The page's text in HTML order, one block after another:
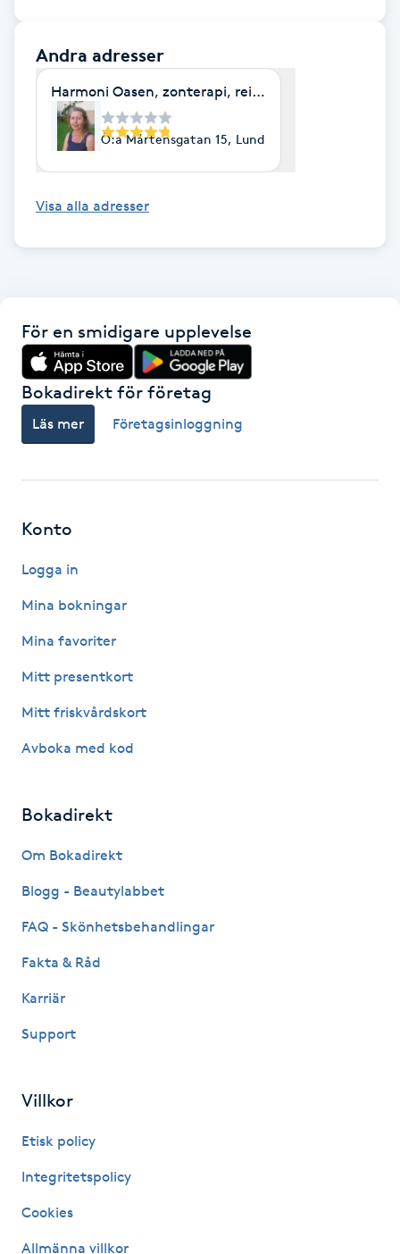
Hypnos
Hårborttagning
Hårbottenbehandling
Hårförlängning
Hårvård
Idrottsmassage
IPL hårborttagning
IR-massage
Japansk massage
K18
Kinesisk medicin
Klangmassage
Klippning ungdom
Andra adresser
Harmoni Oasen, zonterapi, reiki, access bars,
Ö:a Mårtensgatan 15, Lund
Visa alla adresser
För en smidigare upplevelse
Bokadirekt för företag
Läs mer Företagsinloggning
Konto
Logga in
Mina bokningar
Mina favoriter
Mitt presentkort
Mitt friskvårdskort
Avboka med kod
Bokadirekt
Om Bokadirekt
Blogg - Beautylabbet
FAQ - Skönhetsbehandlingar
Fakta & Råd
Karriär
Support
Villkor
Etisk policy
Integritetspolicy
Cookies
Allmänna villkor